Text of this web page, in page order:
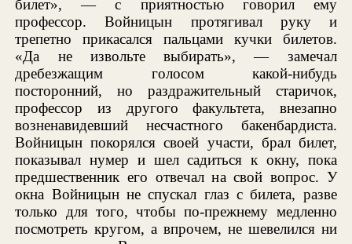
билет», — с приятностью говорил ему
профессор. Войницын протягивал руку и
трепетно прикасался пальцами кучки билетов.
«Да не извольте выбирать», — замечал
дребезжащим голосом какой-нибудь
посторонний, но раздражительный старичок,
профессор из другого факультета, внезапно
возненавидевший несчастного бакенбардиста.
Войницын покорялся своей участи, брал билет,
показывал нумер и шел садиться к окну, пока
предшественник его отвечал на свой вопрос. У
окна Войницын не спускал глаз с билета, разве
только для того, чтобы по-прежнему медленно
посмотреть кругом, а впрочем, не шевелился ни